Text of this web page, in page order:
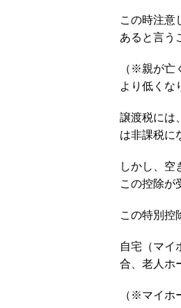
この時注意
あると言う
（※親が亡
より低くな
譲渡税には
は非課税に
しかし、空
この控除が
この特別控
自宅（マイ
合、老人ホ
（※マイホ